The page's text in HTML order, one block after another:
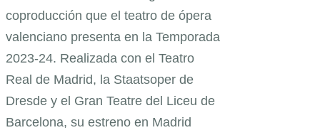
coproducción que el teatro de ópera
valenciano presenta en la Temporada
2023-24. Realizada con el Teatro
Real de Madrid, la Staatsoper de
Dresde y el Gran Teatre del Liceu de
Barcelona, su estreno en Madrid